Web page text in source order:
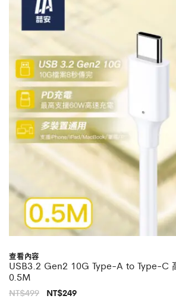
NT$499。
查看內容
USB3.2 Gen2 10G Type-A to Type-C
0.5M
NT$499 原NT$249目